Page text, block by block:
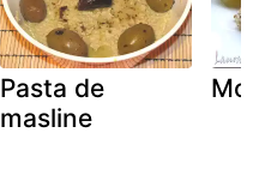
Pasta de
masline